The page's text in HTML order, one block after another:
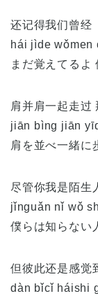
还记得我们曾经
hái jìde wǒmen
まだ覚えてるよ
肩并肩一起走过
jiān bìng jiān
肩を並べ一緒に
尽管你我是陌生
jǐnguǎn nǐ wǒ
僕らは知らない
但彼此还是感觉
dàn bǐcǐ háishi